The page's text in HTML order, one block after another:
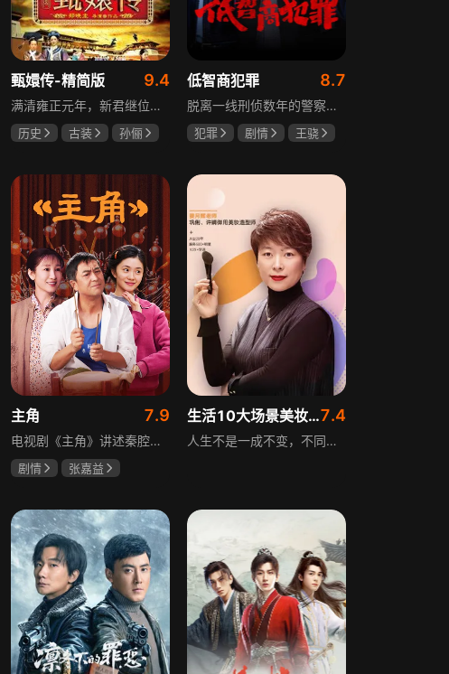
甄嬛传-精简版 9.4
满清雍正元年，新君继位后朝堂看似祥和实则暗流涌动，后宫华妃与皇后分庭抗礼，各方势力裹挟其中凶险异常，太后主持选秀拉开帷幕，大理寺少卿甄远道长女甄嬛意外得雍正赏识步入皇宫，在皇后与华妃的夹击下，甄嬛小心周旋忍辱负重，不得不用智慧保护自己，一次次卷入残酷宫闱斗争。
历史 古装
孙俪
低智商犯罪 8.7
脱离一线刑侦数年的警察张一昂，因省厅匿名举报信被派往三江口调查。他刚到就遇刑警队长被害，洗清嫌疑时意外抓获连环杀人案凶手，迅速建立声望。张一昂锁定当地富商周荣团伙，蠢贼间勾心斗角的蝴蝶效应助警方屡建奇功，最终查明同僚遇害真相，让真凶落网。剧集以喜剧风格展现刑侦故事，充满黑色幽默。
犯罪 剧情
王骁
主角 7.9
电视剧《主角》讲述秦腔名伶忆秦娥阴差阳错被舅舅胡三元带入剧团，历经近半个世纪兴衰起伏，从牧羊女成长为一代秦腔名伶的故事，剧集以秦腔发展为脉络映射大历史起落，反映中国社会四十年变迁中普通人的情感生活与命运，展现传统艺术传承与时代变迁的交织。
剧情
张嘉益
生活10大场景美妆秘籍7.4
人生不是一成不变，不同的场合不同的角色，适宜的妆容造型往往能帮助人们建立自信、破冰社交，开启一个良好开端，做到事半功倍。姜月辉老师亲自打造的《10大生活场景角色妆容课程》，将针对不同的生活场景和角色需求，教授相应的妆容造型技巧，让学员轻松驾驭每个人生角色，打造出适合自己的妆容，提升个人形象和气质。